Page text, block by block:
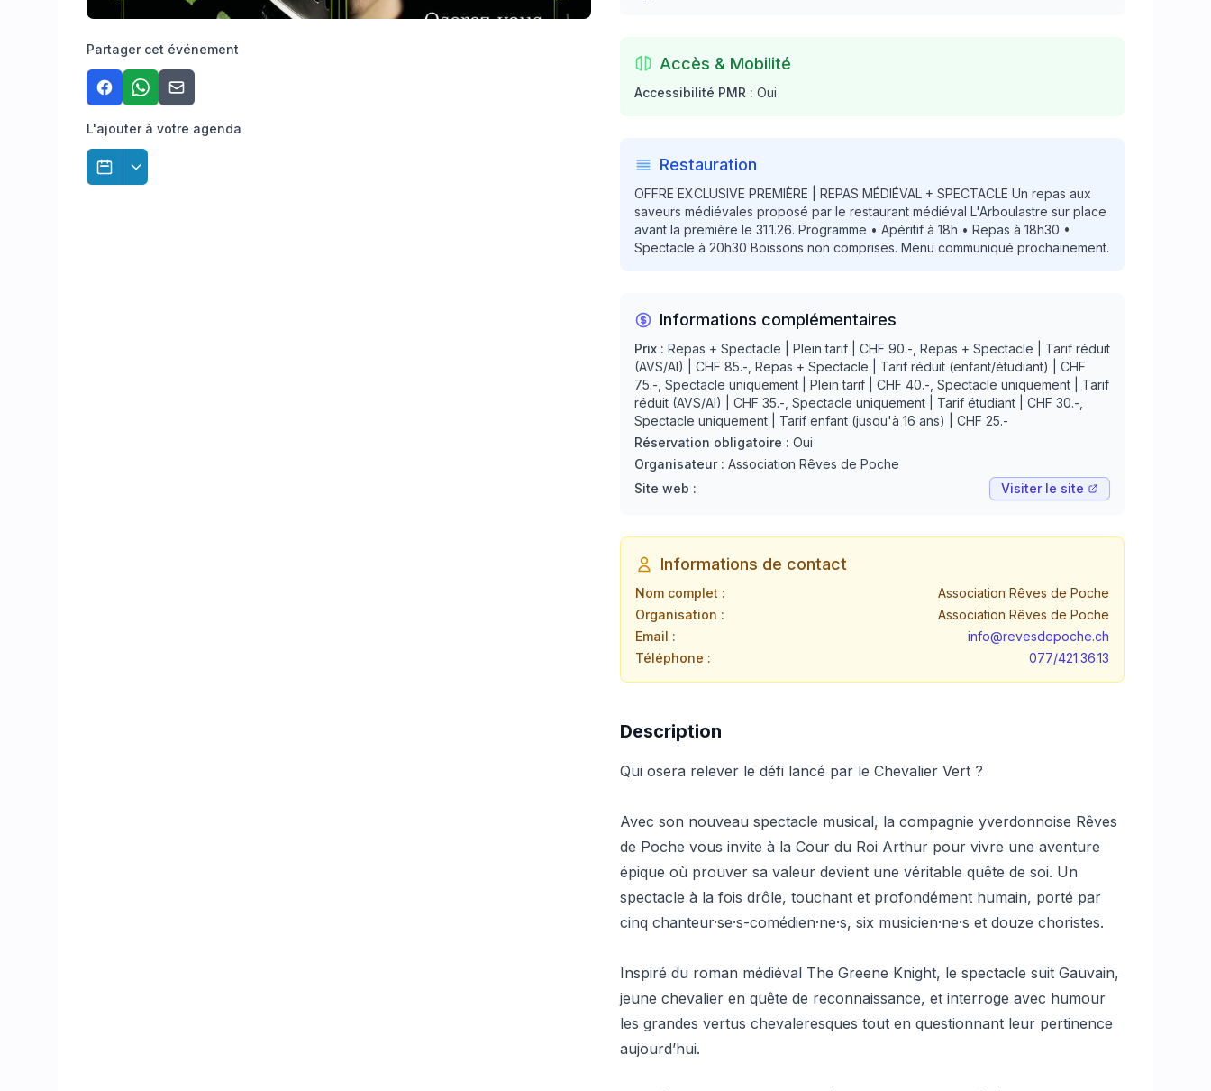
Partager cet événement
L'ajouter à votre agenda
Accès & Mobilité
Accessibilité PMR : Oui
Restauration
OFFRE EXCLUSIVE PREMIÈRE | REPAS MÉDIÉVAL + SPECTACLE Un repas aux
saveurs médiévales proposé par le restaurant médiéval L'Arboulastre sur place
avant la première le 31.1.26. Programme • Apéritif à 18h • Repas à 18h30 •
Spectacle à 20h30 Boissons non comprises. Menu communiqué prochainement.
Informations complémentaires
Prix : Repas + Spectacle | Plein tarif | CHF 90.-, Repas + Spectacle | Tarif réduit
(AVS/AI) | CHF 85.-, Repas + Spectacle | Tarif réduit (enfant/étudiant) | CHF
75.-, Spectacle uniquement | Plein tarif | CHF 40.-, Spectacle uniquement | Tarif
réduit (AVS/AI) | CHF 35.-, Spectacle uniquement | Tarif étudiant | CHF 30.-,
Spectacle uniquement | Tarif enfant (jusqu'à 16 ans) | CHF 25.-
Réservation obligatoire : Oui
Organisateur : Association Rêves de Poche
Site web :
Visiter le site
Informations de contact
Nom complet :
Association Rêves de Poche
Organisation :
Association Rêves de Poche
Email :
info@revesdepoche.ch
Téléphone :
077/421.36.13
Description
Qui osera relever le défi lancé par le Chevalier Vert ?
Avec son nouveau spectacle musical, la compagnie yverdonnoise Rêves
de Poche vous invite à la Cour du Roi Arthur pour vivre une aventure
épique où prouver sa valeur devient une véritable quête de soi. Un
spectacle à la fois drôle, touchant et profondément humain, porté par
cinq chanteur·se·s-comédien·ne·s, six musicien·ne·s et douze choristes.
Inspiré du roman médiéval The Greene Knight, le spectacle suit Gauvain,
jeune chevalier en quête de reconnaissance, et interroge avec humour
les grandes vertus chevaleresques tout en questionnant leur pertinence
aujourd’hui.